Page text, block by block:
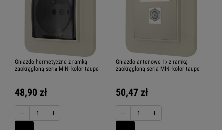
Gniazdo hermetyczne z ramką
zaokrągloną seria MINI kolor taupe
48,90 zł
− +
Gniazdo antenowe 1x z ramką
zaokrągloną seria MINI kolor taupe
50,47 zł
− +